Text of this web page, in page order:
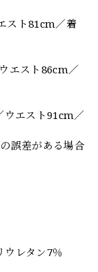
スト81cm／着
エスト86cm／
エスト91cm／
誤差がある場合
ウレタン7％